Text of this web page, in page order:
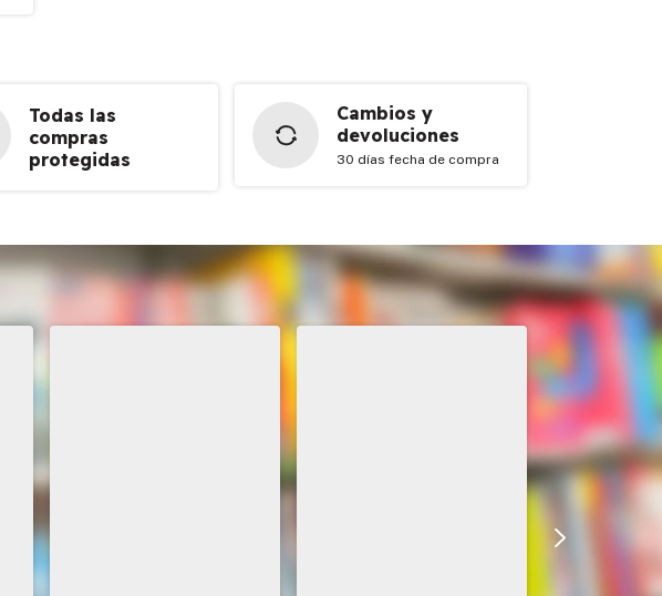
Todas las
compras
protegidas
Cambios y
devoluciones
30 días fecha de compra